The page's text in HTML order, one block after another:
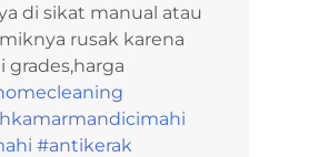
di sikat manual atau
rusak karena
grades,harga
#antikerak